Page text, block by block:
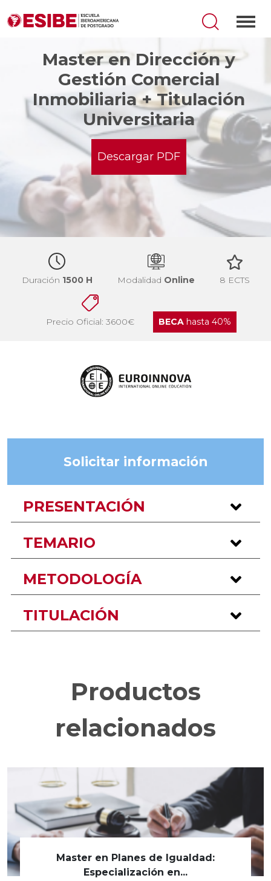
Master en Dirección y
Gestión Comercial
Inmobiliaria + Titulación
Universitaria
Descargar PDF
Duración 1500 H Modalidad Online 8 ECTS
Precio Oficial: 3600€ BECAhasta 40%
Solicitar información
PRESENTACIÓN
TEMARIO
METODOLOGÍA
TITULACIÓN
Productos
relacionados
Master en Planes de Igualdad:
Especialización en...